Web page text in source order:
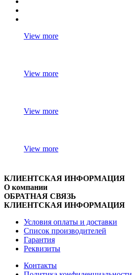
View more
View more
View more
View more
КЛИЕНТСКАЯ ИНФОРМАЦИЯ
О компании
ОБРАТНАЯ СВЯЗЬ
КЛИЕНТСКАЯ ИНФОРМАЦИЯ
Условия оплаты и доставки
Список производителей
Гарантия
Реквизиты
Контакты